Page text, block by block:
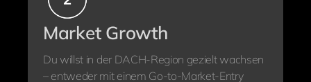
Market Growth
Du willst in der DACH-Region gezielt wachsen
– entweder mit einem Go-to-Market-Entry